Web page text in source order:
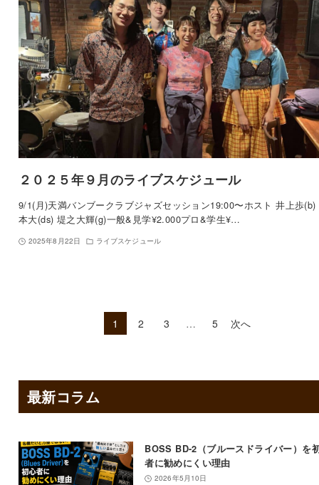
２０２５年９月のライブスケジュール
9/1(月)天満バンブークラブジャズセッション19:00〜ホスト 井上歩(b)
本大(ds) 堤之大輝(g)一般&見学¥2.000プロ&学生¥…
2025年8月22日 ライブスケジュール
1 2 3 … 5 次へ
最新コラム
BOSS BD-2（ブルースドライバー）を
者に勧めにくい理由
2026年5月10日